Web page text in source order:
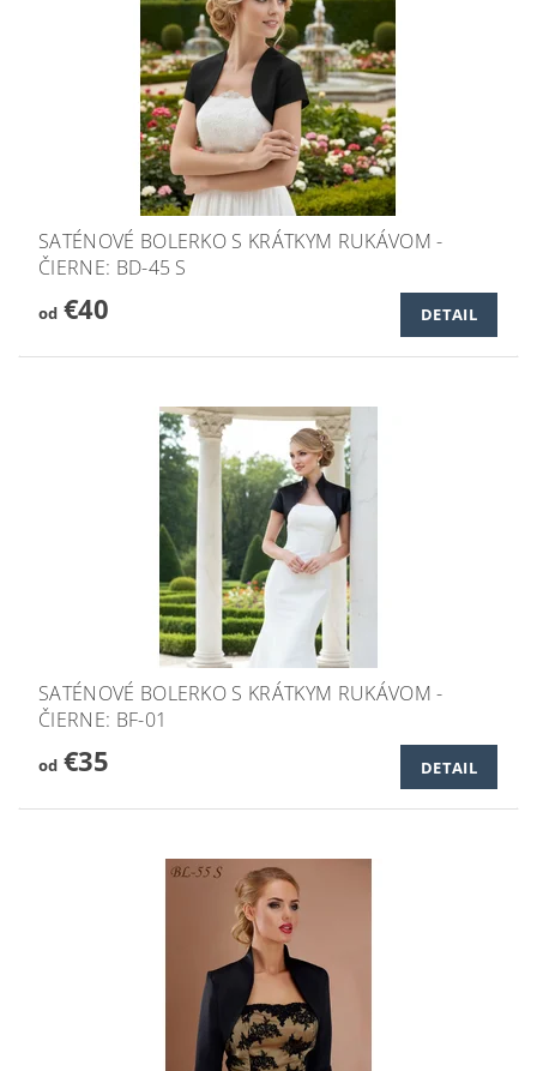
SATÉNOVÉ BOLERKO S KRÁTKYM RUKÁVOM -
ČIERNE: BD-45 S
od€40 DETAIL
SATÉNOVÉ BOLERKO S KRÁTKYM RUKÁVOM -
ČIERNE: BF-01
od€35 DETAIL